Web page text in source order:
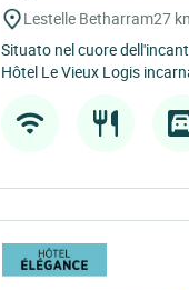
Lestelle Betharram27
Situato nel cuore
Hôtel Le Vieux Logis